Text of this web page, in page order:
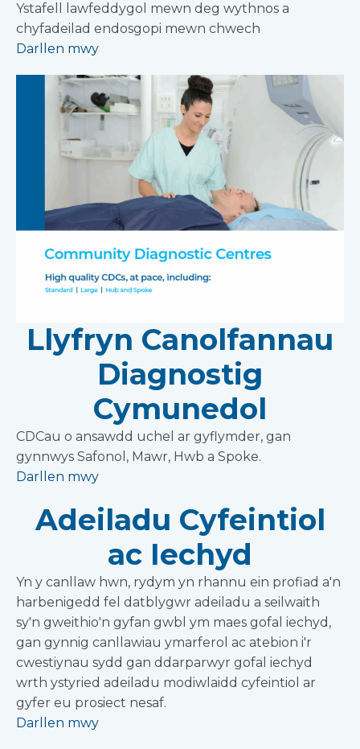
Ystafell lawfeddygol mewn deg wythnos a
chyfadeilad endosgopi mewn chwech
Darllen mwy
Llyfryn Canolfannau
Diagnostig
Cymunedol
CDCau o ansawdd uchel ar gyflymder, gan
gynnwys Safonol, Mawr, Hwb a Spoke.
Darllen mwy
Adeiladu Cyfeintiol
ac Iechyd
Yn y canllaw hwn, rydym yn rhannu ein profiad a'n
harbenigedd fel datblygwr adeiladu a seilwaith
sy'n gweithio'n gyfan gwbl ym maes gofal iechyd,
gan gynnig canllawiau ymarferol ac atebion i'r
cwestiynau sydd gan ddarparwyr gofal iechyd
wrth ystyried adeiladu modiwlaidd cyfeintiol ar
gyfer eu prosiect nesaf.
Darllen mwy